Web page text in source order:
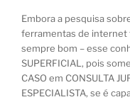
Embora a pesquisa
ferramentas de internet
sempre bom – esse
SUPERFICIAL, pois
CASO em CONSULTA
ESPECIALISTA, se é